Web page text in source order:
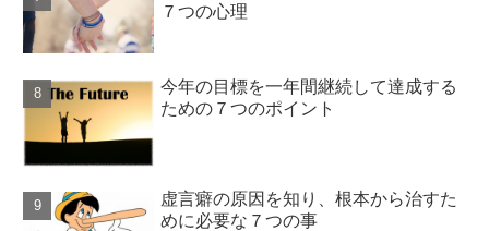
７つの心理
今年の目標を一年間継続して達成する
ための７つのポイント
虚言癖の原因を知り、根本から治すた
めに必要な７つの事